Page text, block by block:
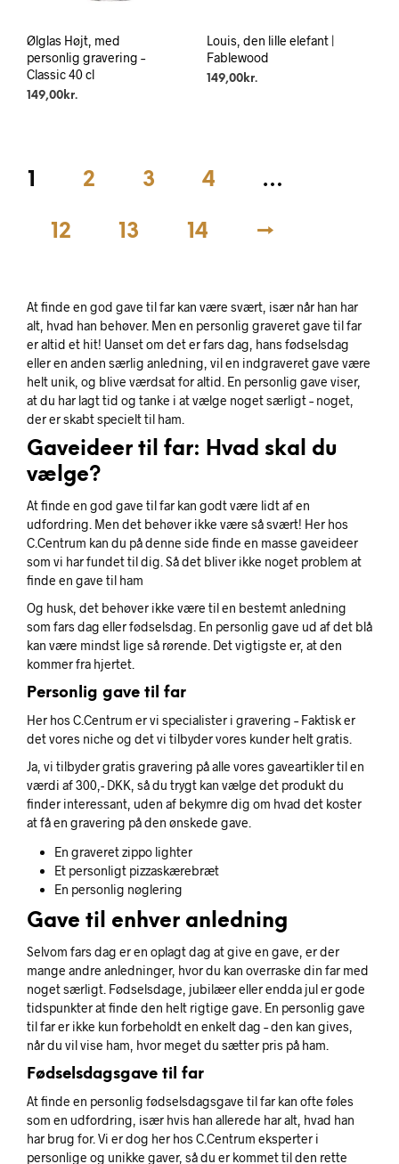
Ølglas Højt, med
personlig gravering –
Classic 40 cl
149,00 kr.
Louis, den lille elefant |
Fablewood
149,00kr.
1 2 3 4 …
12 13 14 →
At finde en god gave til far kan være svært, især når han har
alt, hvad han behøver. Men en personlig graveret gave til far
er altid et hit! Uanset om det er fars dag, hans fødselsdag
eller en anden særlig anledning, vil en indgraveret gave være
helt unik, og blive værdsat for altid. En personlig gave viser,
at du har lagt tid og tanke i at vælge noget særligt – noget,
der er skabt specielt til ham.
Gaveideer til far: Hvad skal du
vælge?
At finde en god gave til far kan godt være lidt af en
udfordring. Men det behøver ikke være så svært! Her hos
C.Centrum kan du på denne side finde en masse gaveideer
som vi har fundet til dig. Så det bliver ikke noget problem at
finde en gave til ham
Og husk, det behøver ikke være til en bestemt anledning
som fars dag eller fødselsdag. En personlig gave ud af det blå
kan være mindst lige så rørende. Det vigtigste er, at den
kommer fra hjertet.
Personlig gave til far
Her hos C.Centrum er vi specialister i gravering – Faktisk er
det vores niche og det vi tilbyder vores kunder helt gratis.
Ja, vi tilbyder gratis gravering på alle vores gaveartikler til en
værdi af 300,- DKK, så du trygt kan vælge det produkt du
finder interessant, uden af bekymre dig om hvad det koster
at få en gravering på den ønskede gave.
En graveret zippo lighter
Et personligt pizzaskærebræt
En personlig nøglering
Gave til enhver anledning
Selvom fars dag er en oplagt dag at give en gave, er der
mange andre anledninger, hvor du kan overraske din far med
noget særligt. Fødselsdage, jubilæer eller endda jul er gode
tidspunkter at finde den helt rigtige gave. En personlig gave
til far er ikke kun forbeholdt en enkelt dag – den kan gives,
når du vil vise ham, hvor meget du sætter pris på ham.
Fødselsdagsgave til far
At finde en personlig fødselsdagsgave til far kan ofte føles
som en udfordring, især hvis han allerede har alt, hvad han
har brug for. Vi er dog her hos C.Centrum eksperter i
personlige og unikke gaver, så du er kommet til den rette